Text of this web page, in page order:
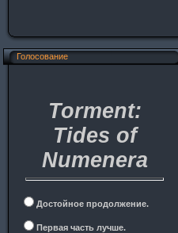
Голосование
Torment:
Tides of
Numenera
Достойное продолжение.
Первая часть лучше.